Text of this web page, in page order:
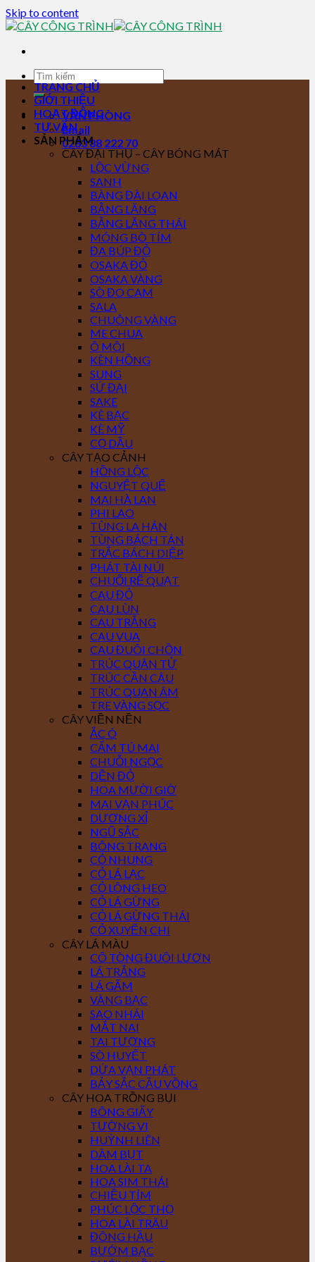
Skip to content
VĂN PHÒNG
Email
0283 88 222 70
TRANG CHỦ
GIỚI THIỆU
HOẠT ĐỘNG
TƯ VẤN
SẢN PHẨM
CÂY ĐẠI THỤ – CÂY BÓNG MÁT
LỘC VỪNG
SANH
BÀNG ĐÀI LOAN
BẰNG LĂNG
BẰNG LĂNG THÁI
MÓNG BÒ TÍM
ĐA BÚP ĐỎ
OSAKA ĐỎ
OSAKA VÀNG
SÒ ĐO CAM
SALA
CHUÔNG VÀNG
ME CHUA
Ô MÔI
KÈN HỒNG
SUNG
SỨ ĐẠI
SAKE
KÈ BẠC
KÈ MỸ
CỌ DẦU
CÂY TẠO CẢNH
HỒNG LỘC
NGUYỆT QUẾ
MAI HÀ LAN
PHI LAO
TÙNG LA HÁN
TÙNG BÁCH TÁN
TRẮC BÁCH DIỆP
PHÁT TÀI NÚI
CHUỐI RẼ QUẠT
CAU ĐỎ
CAU LÙN
CAU TRẮNG
CAU VUA
CAU ĐUÔI CHỒN
TRÚC QUÂN TỬ
TRÚC CẦN CÂU
TRÚC QUAN ÂM
TRE VÀNG SỌC
CÂY VIỀN NỀN
ẮC Ó
CẨM TÚ MAI
CHUỖI NGỌC
DỀN ĐỎ
HOA MƯỜI GIỜ
MAI VẠN PHÚC
DƯƠNG XỈ
NGŨ SẮC
BÔNG TRANG
CỎ NHUNG
CỎ LÁ LẠC
CỎ LÔNG HEO
CỎ LÁ GỪNG
CỎ LÁ GỪNG THÁI
CỎ XUYẾN CHI
CÂY LÁ MÀU
CÔ TÒNG ĐUÔI LƯƠN
LÁ TRẮNG
LÁ GẤM
VÀNG BẠC
SAO NHÁI
MẮT NAI
TAI TƯỢNG
SÒ HUYẾT
DỨA VẠN PHÁT
BẢY SẮC CẦU VỒNG
CÂY HOA TRỒNG BỤI
BÔNG GIẤY
TƯỜNG VI
HUỲNH LIÊN
DÂM BỤT
HOA LÀI TA
HOA SIM THÁI
CHIỀU TÍM
PHÚC LỘC THỌ
HOA LÀI TRÂU
ĐÔNG HẦU
BƯỚM BẠC